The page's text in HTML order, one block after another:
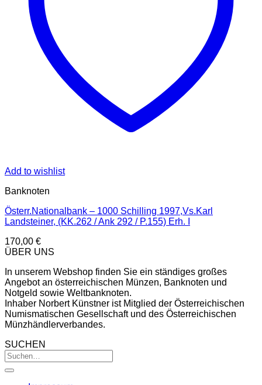
Add to wishlist
Banknoten
Österr.Nationalbank – 1000 Schilling 1997,Vs.Karl
Landsteiner, (KK.262 / Ank 292 / P.155) Erh. I
170,00 €
ÜBER UNS
In unserem Webshop finden Sie ein ständiges großes
Angebot an österreichischen Münzen, Banknoten und
Notgeld sowie Weltbanknoten.
Inhaber Norbert Künstner ist Mitglied der Österreichischen
Numismatischen Gesellschaft und des Österreichischen
Münzhändlerverbandes.
SUCHEN